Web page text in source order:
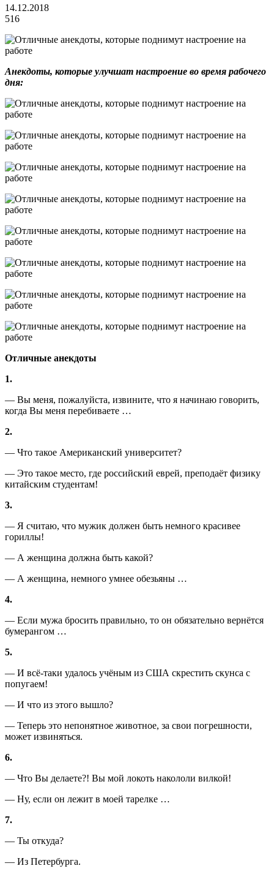
14.12.2018
516
Анекдоты, которые улучшат настроение во время рабочего
дня:
Отличные анекдоты
1.
— Вы меня, пожалуйста, извините, что я начинаю говорить,
когда Вы меня перебиваете …
2.
— Что такое Американский университет?
— Это такое место, где российский еврей, преподаёт физику
китайским студентам!
3.
— Я считаю, что мужик должен быть немного красивее
гориллы!
— А женщина должна быть какой?
— А женщина, немного умнее обезьяны …
4.
— Если мужа бросить правильно, то он обязательно вернётся
бумерангом …
5.
— И всё-таки удалось учёным из США скрестить скунса с
попугаем!
— И что из этого вышло?
— Теперь это непонятное животное, за свои погрешности,
может извиняться.
6.
— Что Вы делаете?! Вы мой локоть накололи вилкой!
— Ну, если он лежит в моей тарелке …
7.
— Ты откуда?
— Из Петербурга.